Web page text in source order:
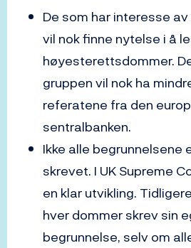
De som har interesse
vil nok finne nytelse i å
høyesterettsdommer.
gruppen vil nok ha
referatene fra den
sentralbanken.
Ikke alle begrunnelsene
skrevet. I UK Supreme
en klar utvikling.
hver dommer skrev sin
begrunnelse, selv om